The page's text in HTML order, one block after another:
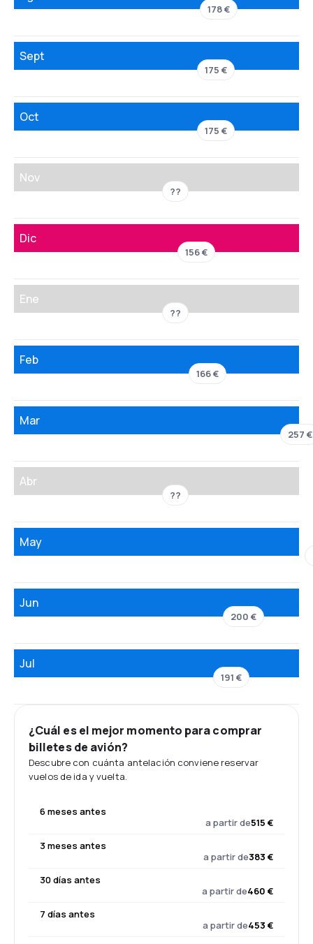
178 €
Sept
175 €
Oct
175 €
Nov
??
Dic
156 €
Ene
??
Feb
166 €
Mar
257 €
Abr
??
May
Jun
200 €
Jul
191 €
¿Cuál es el mejor momento para comprar
billetes de avión?
Descubre con cuánta antelación conviene reservar
vuelos de ida y vuelta.
6 meses antes
a partir de515 €
3 meses antes
a partir de383 €
30 días antes
a partir de460 €
7 días antes
a partir de453 €